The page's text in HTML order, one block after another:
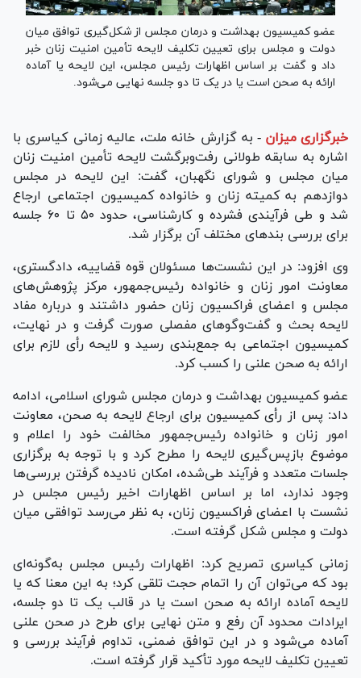
عضو کمیسیون بهداشت و درمان مجلس از شکل‌گیری توافق میان
دولت و مجلس برای تعیین تکلیف لایحه تأمین امنیت زنان خبر
داد و گفت بر اساس اظهارات رئیس مجلس، این لایحه یا آماده
ارائه به صحن است یا در یک تا دو جلسه نهایی می‌شود.
خبرگزاری میزان - به گزارش خانه ملت، عالیه زمانی کیاسری با
اشاره به سابقه طولانی رفت‌وبرگشت لایحه تأمین امنیت زنان
میان مجلس و شورای نگهبان، گفت: این لایحه در مجلس
دوازدهم به کمیته زنان و خانواده کمیسیون اجتماعی ارجاع
شد و طی فرآیندی فشرده و کارشناسی، حدود ۵۰ تا ۶۰ جلسه
برای بررسی بند‌های مختلف آن برگزار شد.
وی افزود: در این نشست‌ها مسئولان قوه قضاییه، دادگستری،
معاونت امور زنان و خانواده رئیس‌جمهور، مرکز پژوهش‌های
مجلس و اعضای فراکسیون زنان حضور داشتند و درباره مفاد
لایحه بحث و گفت‌و‌گو‌های مفصلی صورت گرفت و در نهایت،
کمیسیون اجتماعی به جمع‌بندی رسید و لایحه رأی لازم برای
ارائه به صحن علنی را کسب کرد.
عضو کمیسیون بهداشت و درمان مجلس شورای اسلامی، ادامه
داد: پس از رأی کمیسیون برای ارجاع لایحه به صحن، معاونت
امور زنان و خانواده رئیس‌جمهور مخالفت خود را اعلام و
موضوع بازپس‌گیری لایحه را مطرح کرد و با توجه به برگزاری
جلسات متعدد و فرآیند طی‌شده، امکان نادیده گرفتن بررسی‌ها
وجود ندارد، اما بر اساس اظهارات اخیر رئیس مجلس در
نشست با اعضای فراکسیون زنان، به نظر می‌رسد توافقی میان
دولت و مجلس شکل گرفته است.
زمانی کیاسری تصریح کرد: اظهارات رئیس مجلس به‌گونه‌ای
بود که می‌توان آن را اتمام حجت تلقی کرد؛ به این معنا که یا
لایحه آماده ارائه به صحن است یا در قالب یک تا دو جلسه،
ایرادات محدود آن رفع و متن نهایی برای طرح در صحن علنی
آماده می‌شود و در این توافق ضمنی، تداوم فرآیند بررسی و
تعیین تکلیف لایحه مورد تأکید قرار گرفته است.